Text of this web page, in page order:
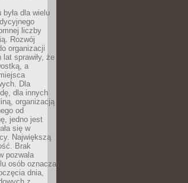
dla wielu
liczby
Rozwój
organizacji
sprawiły, że
a
Dla
dla innych
organizacją
od
jedno jest
się w
Największą
Brak
pozwala
osób oznacza
dnia,